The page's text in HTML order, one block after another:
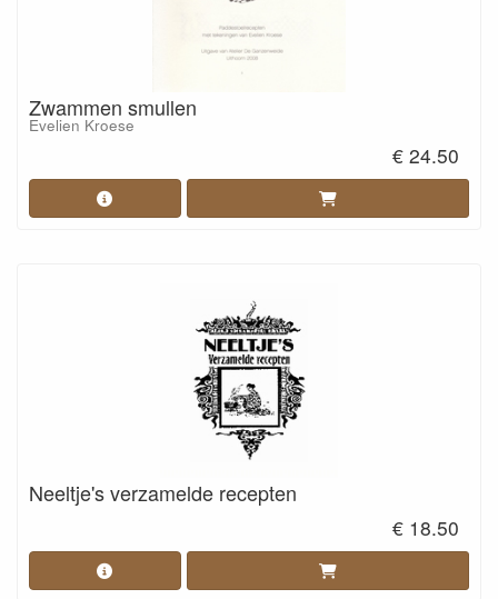
Zwammen smullen
Evelien Kroese
€ 24.50
Neeltje's verzamelde recepten
€ 18.50